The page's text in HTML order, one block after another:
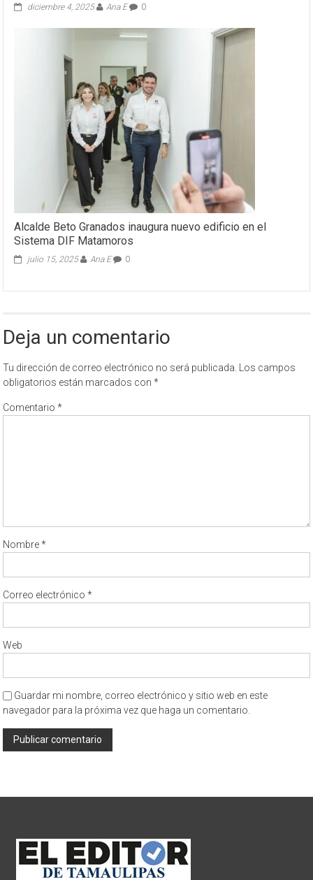
diciembre 4, 2025 Ana E 0
Alcalde Beto Granados inaugura nuevo edificio en el
Sistema DIF Matamoros
julio 15, 2025 Ana E 0
Deja un comentario
Tu dirección de correo electrónico no será publicada.
Los campos
obligatorios están marcados con*
Comentario*
Nombre*
Correo electrónico*
Web
Guardar mi nombre, correo electrónico y sitio web en este
navegador para la próxima vez que haga un comentario.